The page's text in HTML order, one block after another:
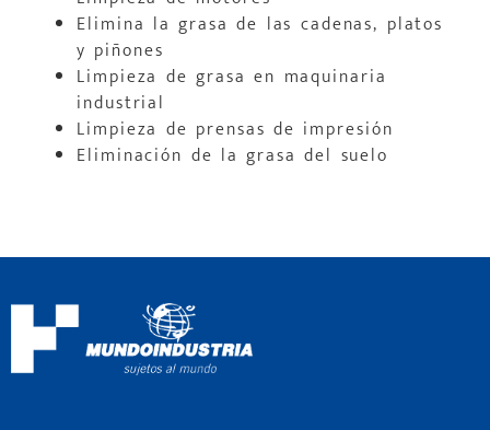
Elimina la grasa de las cadenas, platos
y piñones
Limpieza de grasa en maquinaria
industrial
Limpieza de prensas de impresión
Eliminación de la grasa del suelo